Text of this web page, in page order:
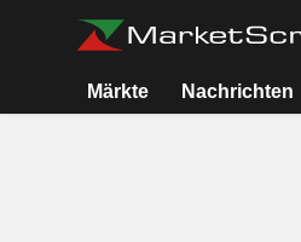
Märkte Nachrichten